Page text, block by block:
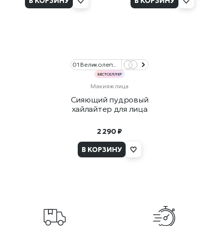
01 Великолепное Шампанское/01 Brilliant Champagne
БЕСТСЕЛЛЕР
Макияж лица
Сияющий пудровый
хайлайтер для лица
2 290 ₽
В КОРЗИНУ